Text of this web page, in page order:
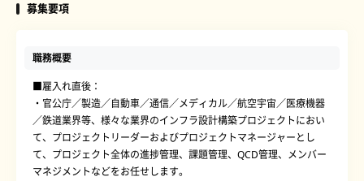
募集要項
職務概要
■雇入れ直後：
・官公庁／製造／自動車／通信／メディカル／航空宇宙／医療機器
／鉄道業界等、様々な業界のインフラ設計構築プロジェクトにおい
て、プロジェクトリーダーおよびプロジェクトマネージャーとし
て、プロジェクト全体の進捗管理、課題管理、QCD管理、メンバー
マネジメントなどをお任せします。